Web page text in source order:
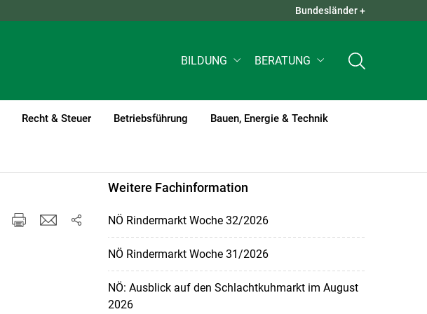
QUICK LINKS +
Bundesländer +
BILDUNG BERATUNG
Recht & Steuer Betriebsführung Bauen, Energie & Technik
Weitere Fachinformation
NÖ Rindermarkt Woche 32/2026
NÖ Rindermarkt Woche 31/2026
NÖ: Ausblick auf den Schlachtkuhmarkt im August
2026